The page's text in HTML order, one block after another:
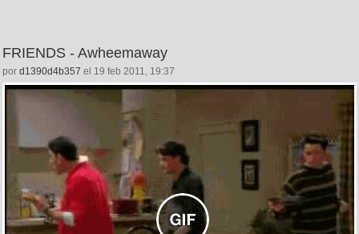
FRIENDS - Awheemaway
por d1390d4b357 el 19 feb 2011, 19:37